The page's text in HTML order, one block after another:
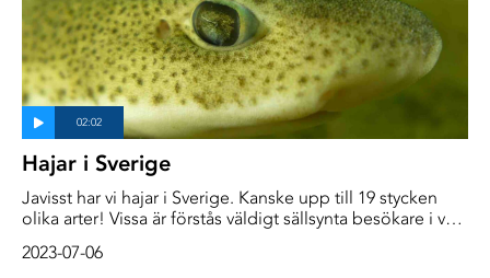
Hajar i Sverige
Javisst har vi hajar i Sverige. Kanske upp till 19 stycken
olika arter! Vissa är förstås väldigt sällsynta besökare i våra
2023-07-06